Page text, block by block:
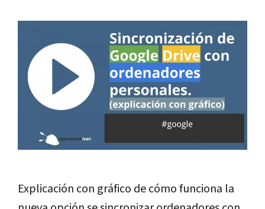
Explicación con gráfico de cómo funciona la